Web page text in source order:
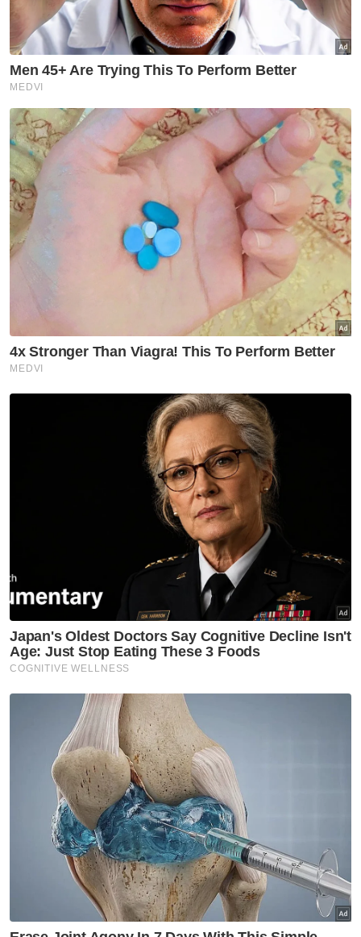
“Pada pandangan saya, ia sama sekali bukan
gangguan, tetapi jin Islam ini manfaatkan apa
yang ada iaitu gunakan surau kami untuk
solat dan mengaji.
“Alhamdulillah ia satu kejadian yang paling
diingati sampai sekarang, selebihnya saya
simpan kemas dalam lipatan sejarah saya,“
Berita Telus & Tulus menerusi E-Mel setiap